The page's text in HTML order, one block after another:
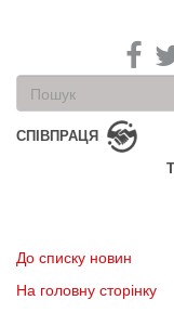
Пошукова
форма
Пошук
СПІВПРАЦЯ
До списку новин
На головну сторінку